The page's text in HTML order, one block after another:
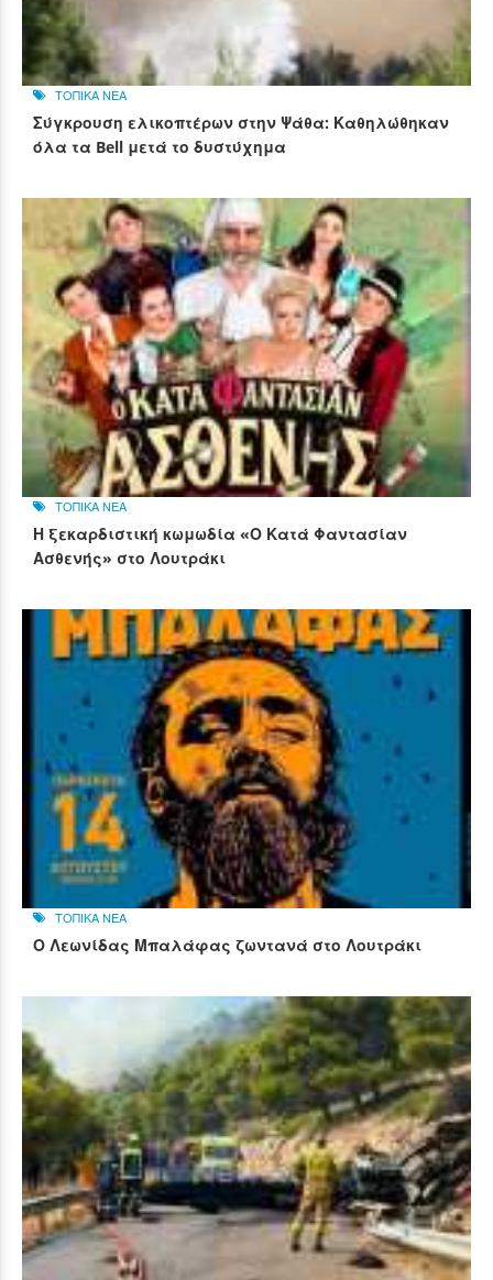
ΤΟΠΙΚΑ ΝΕΑ
Σύγκρουση ελικοπτέρων στην Ψάθα: Καθηλώθηκαν
όλα τα Bell μετά το δυστύχημα
ΤΟΠΙΚΑ ΝΕΑ
Η ξεκαρδιστική κωμωδία «Ο Κατά Φαντασίαν
Ασθενής» στο Λουτράκι
ΤΟΠΙΚΑ ΝΕΑ
Ο Λεωνίδας Μπαλάφας ζωντανά στο Λουτράκι